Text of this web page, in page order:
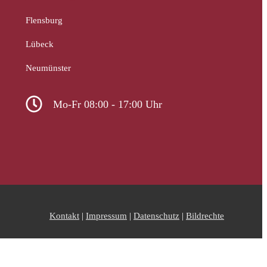
Flensburg
Lübeck
Neumünster
Mo-Fr 08:00 - 17:00 Uhr
Kontakt | Impressum | Datenschutz | Bildrechte